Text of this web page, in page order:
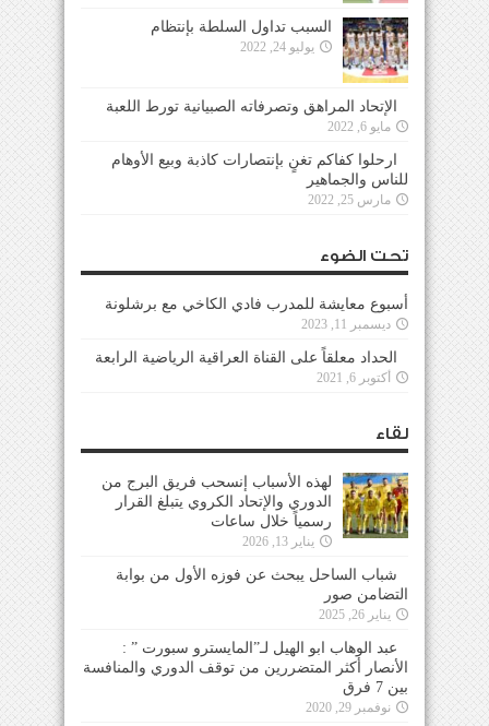
السبب تداول السلطة بإنتظام
يوليو 24, 2022
الإتحاد المراهق وتصرفاته الصبيانية تورط اللعبة
مايو 6, 2022
ارحلوا كفاكم تغنٍ بإنتصارات كاذبة وبيع الأوهام
للناس والجماهير
مارس 25, 2022
تحت الضوء
أسبوع معايشة للمدرب فادي الكاخي مع برشلونة
ديسمبر 11, 2023
الحداد معلقاً على القناة العراقية الرياضية الرابعة
أكتوبر 6, 2021
لقاء
لهذه الأسباب إنسحب فريق البرج من
الدوري والإتحاد الكروي يتبلغ القرار
رسمياً خلال ساعات
يناير 13, 2026
شباب الساحل يبحث عن فوزه الأول من بوابة
التضامن صور
يناير 26, 2025
عبد الوهاب ابو الهيل لـ”المايسترو سبورت ” :
الأنصار أكثر المتضررين من توقف الدوري والمنافسة
بين 7 فرق
نوفمبر 29, 2020